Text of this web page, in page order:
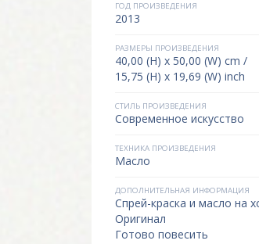
ГОД ПРОИЗВЕДЕНИЯ
2013
РАЗМЕРЫ ПРОИЗВЕДЕНИЯ
40,00 (H) x 50,00 (W) cm /
15,75 (H) x 19,69 (W) inch
СТИЛЬ ПРОИЗВЕДЕНИЯ
Современное искусство
ТЕХНИКА ПРОИЗВЕДЕНИЯ
Масло
ДОПОЛНИТЕЛЬНАЯ ИНФОРМАЦИЯ
Спрей-краска и масло на
Оригинал
Готово повесить